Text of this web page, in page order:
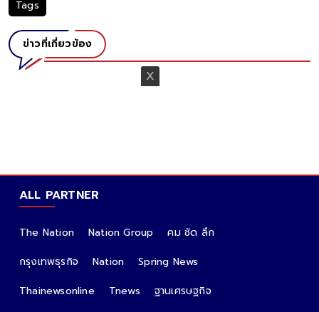
Tags
ข่าวที่เกี่ยวข้อง
ALL PARTNER
The Nation Nation Group
คม ชัด ลึก
กรุงเทพธุรกิจ
Nation
Spring News
Thainewsonline
Tnews ฐานเศรษฐกิจ